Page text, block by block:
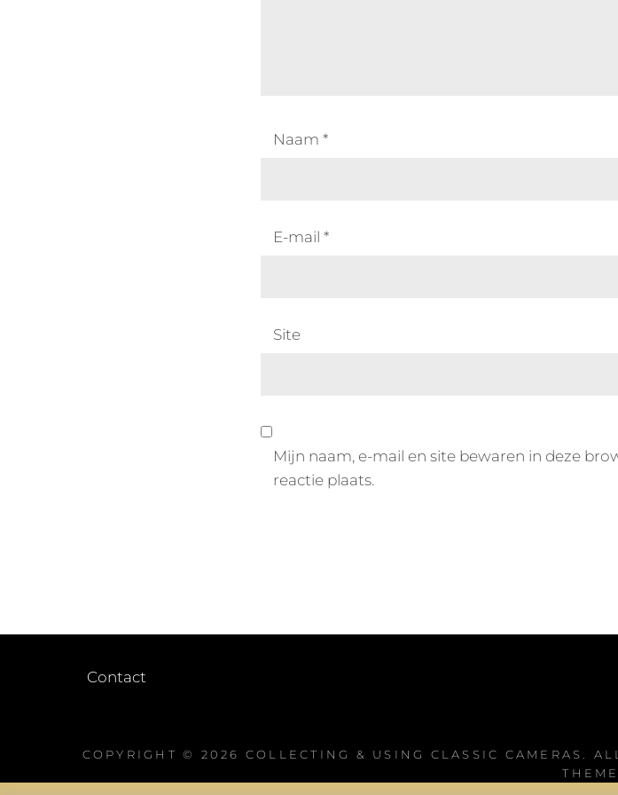
Naam *
E-mail *
Site
Mijn naam, e-mail en site bewaren in deze
reactie plaats.
Contact
COPYRIGHT © 2026 COLLECTING & USING CLASSIC CAMERAS .